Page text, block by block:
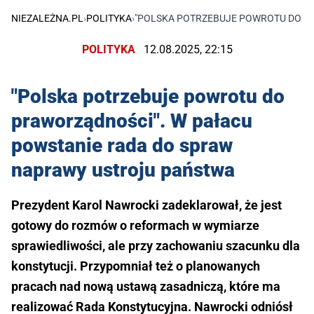
NIEZALEŻNA.PL ›POLITYKA›"POLSKA POTRZEBUJE POWROTU DO
POLITYKA 12.08.2025, 22:15
"Polska potrzebuje powrotu do
praworządności". W pałacu
powstanie rada do spraw
naprawy ustroju państwa
Prezydent Karol Nawrocki zadeklarował, że jest
gotowy do rozmów o reformach w wymiarze
sprawiedliwości, ale przy zachowaniu szacunku dla
konstytucji. Przypomniał też o planowanych
pracach nad nową ustawą zasadniczą, które ma
realizować Rada Konstytucyjna. Nawrocki odniósł